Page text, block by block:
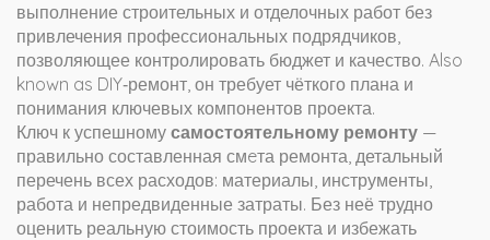
выполнение строительных и отделочных работ без
привлечения профессиональных подрядчиков,
позволяющее контролировать бюджет и качество. Also
known as DIY‑ремонт, он требует чёткого плана и
понимания ключевых компонентов проекта.
Ключ к успешному самостоятельному ремонту —
правильно составленная смeта ремонта, детальный
перечень всех расходов: материалы, инструменты,
работа и непредвиденные затраты. Без неё трудно
оценить реальную стоимость проекта и избежать